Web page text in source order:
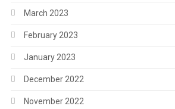
March 2023
February 2023
January 2023
December 2022
November 2022